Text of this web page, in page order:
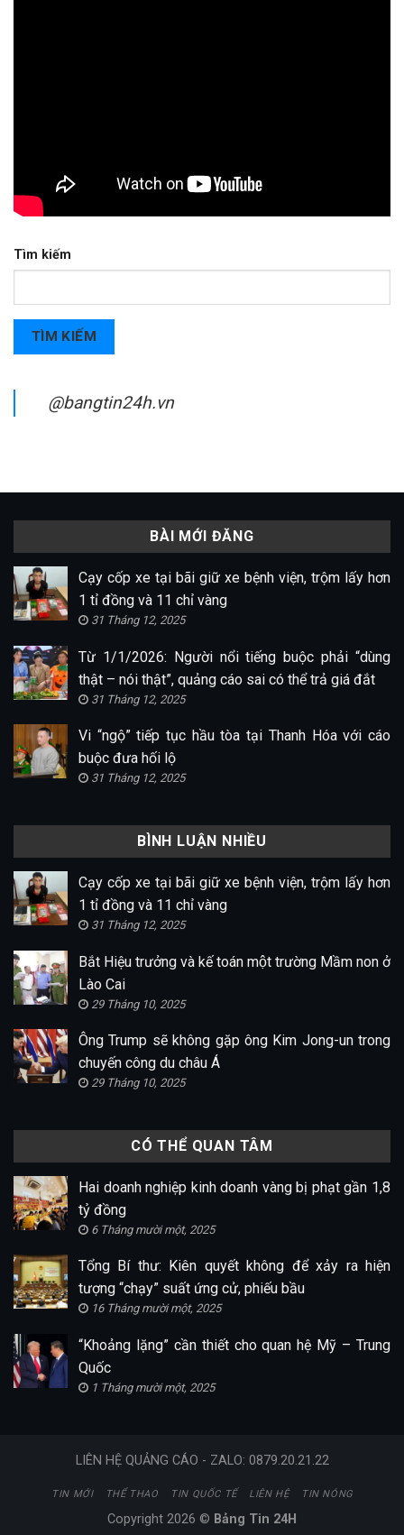
Tìm kiếm
TÌM KIẾM
@bangtin24h.vn
BÀI MỚI ĐĂNG
Cạy cốp xe tại bãi giữ xe bệnh viện, trộm lấy hơn
1 tỉ đồng và 11 chỉ vàng
31 Tháng 12, 2025
Từ 1/1/2026: Người nổi tiếng buộc phải “dùng
thật – nói thật”, quảng cáo sai có thể trả giá đắt
31 Tháng 12, 2025
Vi “ngộ” tiếp tục hầu tòa tại Thanh Hóa với cáo
buộc đưa hối lộ
31 Tháng 12, 2025
BÌNH LUẬN NHIỀU
Cạy cốp xe tại bãi giữ xe bệnh viện, trộm lấy hơn
1 tỉ đồng và 11 chỉ vàng
31 Tháng 12, 2025
Bắt Hiệu trưởng và kế toán một trường Mầm non ở
Lào Cai
29 Tháng 10, 2025
Ông Trump sẽ không gặp ông Kim Jong-un trong
chuyến công du châu Á
29 Tháng 10, 2025
CÓ THỂ QUAN TÂM
Hai doanh nghiệp kinh doanh vàng bị phạt gần 1,8
tỷ đồng
6 Tháng mười một, 2025
Tổng Bí thư: Kiên quyết không để xảy ra hiện
tượng “chạy” suất ứng cử, phiếu bầu
16 Tháng mười một, 2025
“Khoảng lặng” cần thiết cho quan hệ Mỹ – Trung
Quốc
1 Tháng mười một, 2025
LIÊN HỆ QUẢNG CÁO - ZALO: 0879.20.21.22
TIN MỚI THỂ THAO TIN QUỐC TẾ LIÊN HỆ TIN NÓNG
Copyright 2026 © Bảng Tin 24H